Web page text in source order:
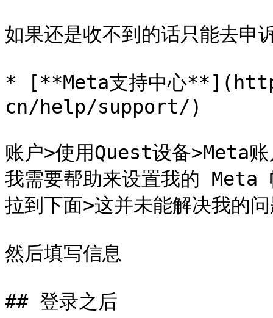
如果还是收不到的话只能去申
* [**Meta支持中心
cn/help/support/)
账户>使用Quest设备>Meta
我需要帮助来设置我的 Meta
拉到下面>这并未能解决我的
然后填写信息
## 登录之后